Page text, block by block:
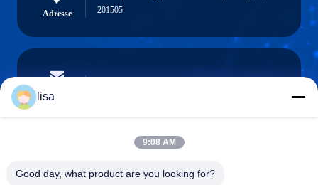
Adresse
201505
E-mail
Téléphone
lisa
9:08 AM
Good day, what product are you looking for?